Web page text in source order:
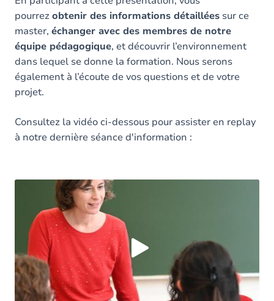
pourrezobtenir des informations détaillées sur ce
master, échanger avec des membres de notre
équipe pédagogique, et découvrir l’environnement
dans lequel se donne la formation. Nous serons
également à l’écoute de vos questions et de votre
projet.
Consultez la vidéo ci-dessous pour assister en replay
à notre dernière séance d'information :
Vous devez accepter les cookies
pouvoir lire la vidéo. Acceptez-vous les cookies
Youtube
Oui
Toujours
Manage privacy settings